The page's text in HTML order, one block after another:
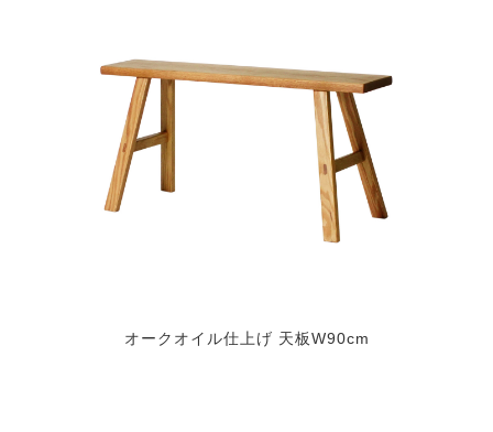
オークオイル仕上げ 天板W90cm